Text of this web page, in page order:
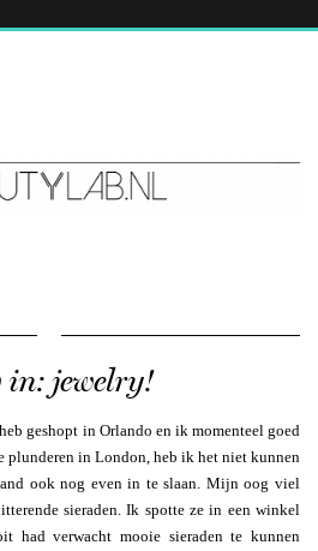
in: jewelry!
geshopt in Orlando en ik momenteel goed
plunderen in London, heb ik het niet kunnen
ook nog even in te slaan. Mijn oog viel
sieraden. Ik spotte ze in een winkel
had verwacht mooie sieraden te kunnen